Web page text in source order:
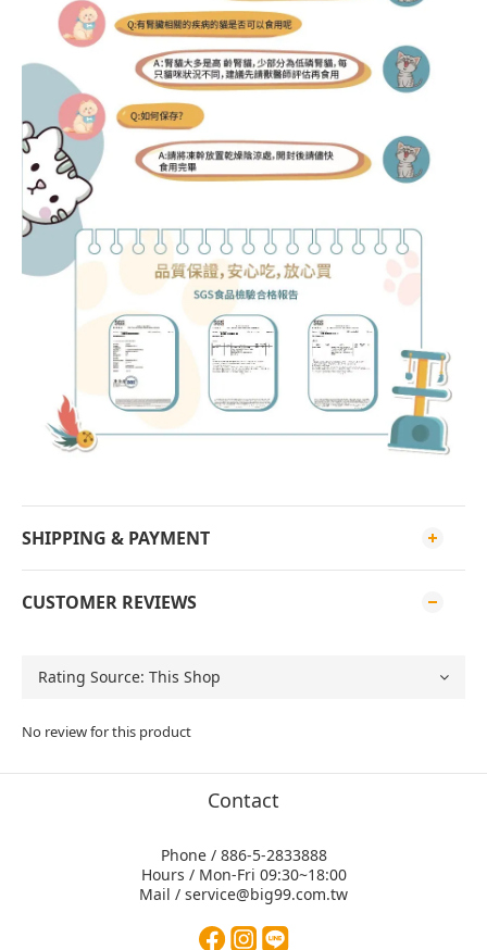
SHIPPING & PAYMENT
CUSTOMER REVIEWS
No review for this product
Contact
Phone / 886-5-2833888
Hours / Mon-Fri 09:30~18:00
Mail / service@big99.com.tw